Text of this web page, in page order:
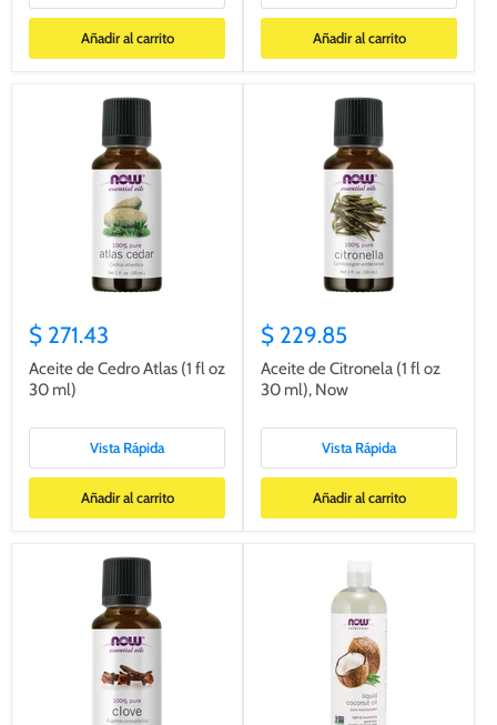
Añadir al carrito Añadir al carrito
$ 271.43
Aceite de Cedro Atlas (1 fl oz
30 ml)
Vista Rápida
Añadir al carrito
$ 229.85
Aceite de Citronela (1 fl oz
30 ml), Now
Vista Rápida
Añadir al carrito